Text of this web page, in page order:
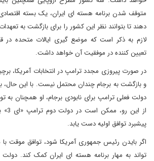
متوقف شدن برنامه هسته ای ایران، یک بسته
دهند تا بتوانند نظر این کشور را برای بازگشت به
لازم به ذکر است که موضع گیری ایالات متحده در
تعیین کننده در موفقیت آن خواهد داشت.
در صورت پیروزی مجدد ترامپ در انتخابات آمریکا،
و بازگشت به برجام چندان محتمل نیست. با این حال،
دولت فعلی ترامپ برای نابودی برجام، او همچنان به
از
پیشبرد توافق اولیه دست یابد.
تواند به مهار برنامه هسته ای ایران کمک کند.